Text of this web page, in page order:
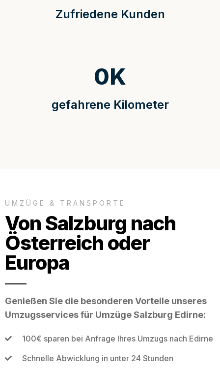
Zufriedene Kunden
gefahrene Kilometer
0K
UMZÜGE & TRANSPORTE
Von Salzburg nach
Österreich oder
Europa
Genießen Sie die besonderen Vorteile unseres
Umzugsservices für Umzüge Salzburg Edirne:
100€ sparen bei Anfrage Ihres Umzugs nach Edirne
Schnelle Abwicklung in unter 24 Stunden